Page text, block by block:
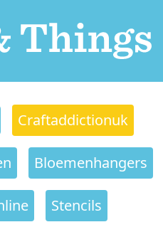
Craftaddictionuk
Bloemenhangers
Stencils